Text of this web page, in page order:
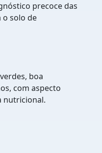
precoce das
o solo de
boa
com aspecto
nutricional.